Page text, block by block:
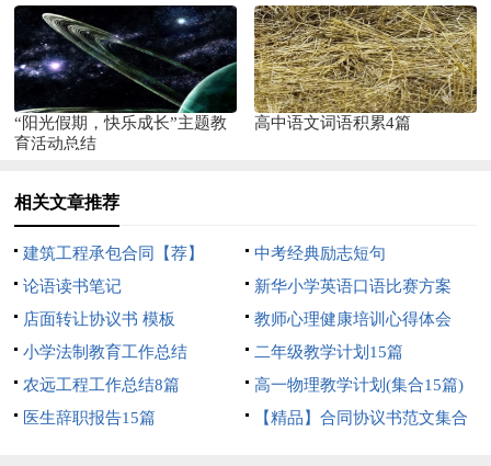
“阳光假期，快乐成长”主题教
育活动总结
高中语文词语积累4篇
相关文章推荐
建筑工程承包合同【荐】
中考经典励志短句
论语读书笔记
新华小学英语口语比赛方案
店面转让协议书 模板
教师心理健康培训心得体会
小学法制教育工作总结
二年级教学计划15篇
农远工程工作总结8篇
高一物理教学计划(集合15篇)
医生辞职报告15篇
【精品】合同协议书范文集合